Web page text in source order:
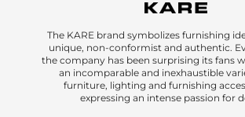
The KARE brand symbolizes furnishing
unique, non-conformist and authentic.
the company has been surprising its fans
an incomparable and inexhaustible
furniture, lighting and furnishing
expressing an intense passion for